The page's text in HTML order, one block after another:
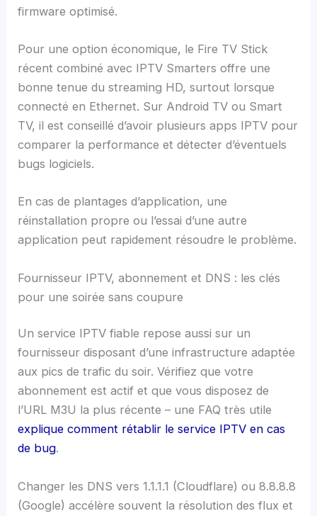
firmware optimisé.
Pour une option économique, le Fire TV Stick
récent combiné avec IPTV Smarters offre une
bonne tenue du streaming HD, surtout lorsque
connecté en Ethernet. Sur Android TV ou Smart
TV, il est conseillé d’avoir plusieurs apps IPTV pour
comparer la performance et détecter d’éventuels
bugs logiciels.
En cas de plantages d’application, une
réinstallation propre ou l’essai d’une autre
application peut rapidement résoudre le problème.
Fournisseur IPTV, abonnement et DNS : les clés
pour une soirée sans coupure
Un service IPTV fiable repose aussi sur un
fournisseur disposant d’une infrastructure adaptée
aux pics de trafic du soir. Vérifiez que votre
abonnement est actif et que vous disposez de
l’URL M3U la plus récente – une FAQ très utile
explique comment rétablir le service IPTV en cas
de bug.
Changer les DNS vers 1.1.1.1 (Cloudflare) ou 8.8.8.8
(Google) accélère souvent la résolution des flux et